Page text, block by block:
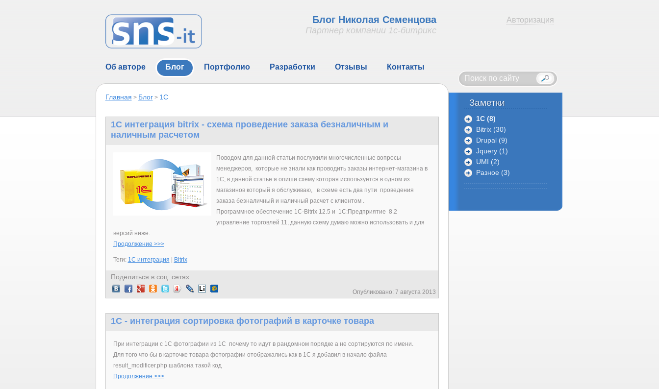
Авторизация
Блог Николая Семенцова
Партнер компании 1с-битрикс
Об авторе Блог Портфолио Разработки Отзывы Контакты
Главная > Блог> 1C
1C интеграция bitrix - схема проведение заказа безналичным и
наличным расчетом
Поводом для данной статьи послужили многочисленные вопросы
менеджеров, которые не знали как проводить заказы интернет-магазина в
1С, в данной статье я опиши схему которая используется в одном из
магазинов который я обслуживаю, в схеме есть два пути проведения
заказа безналичный и наличный расчет с клиентом .
Программное обеспечение 1C-Bitrix12.5 и 1С:Предприятие 8.2
управление торговлей 11, данную схему думаю можно использовать и для
версий ниже.
Продолжение >>>
Теги: 1С интеграция Bitrix
Поделиться в соц. сетях
Опубликовано: 7 августа 2013
1C - интеграция сортировка фотографий в карточке товара
При интеграции с 1С фотографии из 1С почему то идут в рандомном порядке а не сортируются по имени.
Для того что бы в карточке товара фотографии отображались как в 1С я добавил в начало файла
result_modificer.php шаблона такой код
Продолжение >>>
Заметки
1C (8)
Bitrix (30)
Drupal (9)
Jquery (1)
UMI (2)
Разное (3)